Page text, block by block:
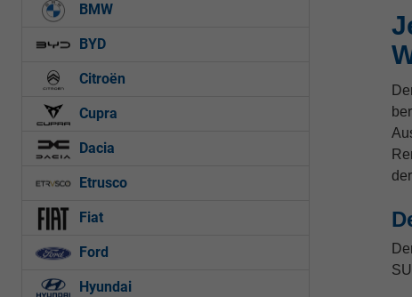
BMW
BYD
Citroën
Cupra
Dacia
Etrusco
Fiat
Ford
Hyundai